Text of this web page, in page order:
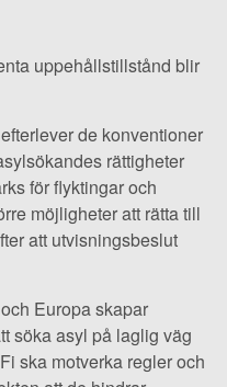
▼
▼
uppehållstillstånd blir
de konventioner
rättigheter
för flyktingar och
möjligheter att rätta till
att utvisningsbeslut
Europa skapar
söka asyl på laglig väg
ska motverka regler och